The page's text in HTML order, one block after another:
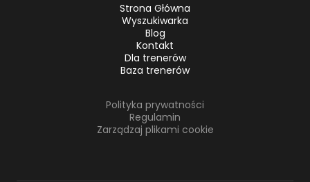
Strona Główna
Wyszukiwarka
Blog
Kontakt
Dla trenerów
Baza trenerów
Polityka prywatności
Regulamin
Zarządzaj plikami cookie